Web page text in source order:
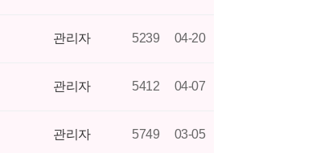
관리자 5239 04-20
관리자 5412 04-07
관리자 5749 03-05